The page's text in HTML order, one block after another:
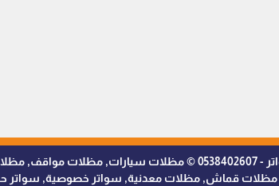
ظلال التميز للمظلات والسواتر - 0538402607 ©
قماش, مظلات معدنية, سواتر خصوصية, سواتر